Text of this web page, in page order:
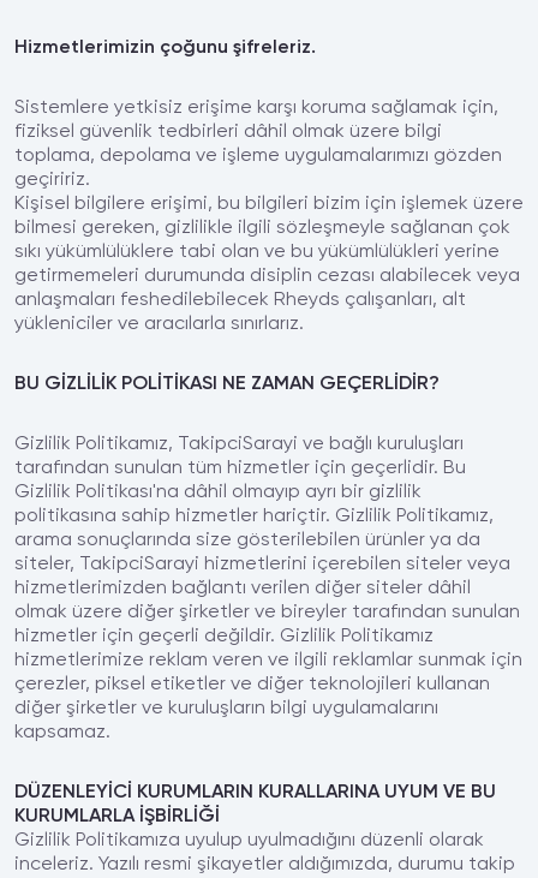
Hizmetlerimizin çoğunu şifreleriz.
Sistemlere yetkisiz erişime karşı koruma sağlamak için,
fiziksel güvenlik tedbirleri dâhil olmak üzere bilgi
toplama, depolama ve işleme uygulamalarımızı gözden
geçiririz.
Kişisel bilgilere erişimi, bu bilgileri bizim için işlemek üzere
bilmesi gereken, gizlilikle ilgili sözleşmeyle sağlanan çok
sıkı yükümlülüklere tabi olan ve bu yükümlülükleri yerine
getirmemeleri durumunda disiplin cezası alabilecek veya
anlaşmaları feshedilebilecek Rheyds çalışanları, alt
yükleniciler ve aracılarla sınırlarız.
BU GİZLİLİK POLİTİKASI NE ZAMAN GEÇERLİDİR?
Gizlilik Politikamız, TakipciSarayi ve bağlı kuruluşları
tarafından sunulan tüm hizmetler için geçerlidir. Bu
Gizlilik Politikası'na dâhil olmayıp ayrı bir gizlilik
politikasına sahip hizmetler hariçtir. Gizlilik Politikamız,
arama sonuçlarında size gösterilebilen ürünler ya da
siteler, TakipciSarayi hizmetlerini içerebilen siteler veya
hizmetlerimizden bağlantı verilen diğer siteler dâhil
olmak üzere diğer şirketler ve bireyler tarafından sunulan
hizmetler için geçerli değildir. Gizlilik Politikamız
hizmetlerimize reklam veren ve ilgili reklamlar sunmak için
çerezler, piksel etiketler ve diğer teknolojileri kullanan
diğer şirketler ve kuruluşların bilgi uygulamalarını
kapsamaz.
DÜZENLEYİCİ KURUMLARIN KURALLARINA UYUM VE BU
KURUMLARLA İŞBİRLİĞİ
Gizlilik Politikamıza uyulup uyulmadığını düzenli olarak
inceleriz. Yazılı resmi şikayetler aldığımızda, durumu takip